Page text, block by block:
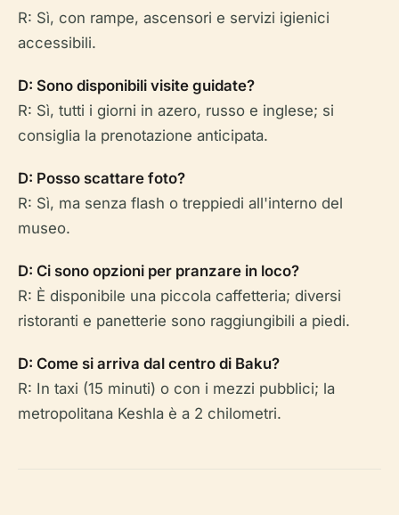
R: Sì, con rampe, ascensori e servizi igienici
accessibili.
D: Sono disponibili visite guidate?
R: Sì, tutti i giorni in azero, russo e inglese; si
consiglia la prenotazione anticipata.
D: Posso scattare foto?
R: Sì, ma senza flash o treppiedi all'interno del
museo.
D: Ci sono opzioni per pranzare in loco?
R: È disponibile una piccola caffetteria; diversi
ristoranti e panetterie sono raggiungibili a piedi.
D: Come si arriva dal centro di Baku?
R: In taxi (15 minuti) o con i mezzi pubblici; la
metropolitana Keshla è a 2 chilometri.